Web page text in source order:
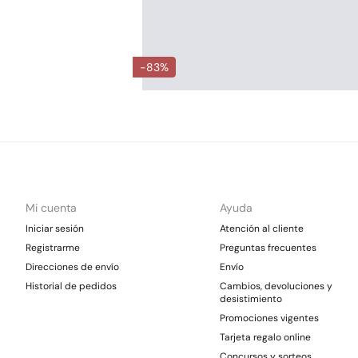
-83%
Mi cuenta
Iniciar sesión
Registrarme
Direcciones de envío
Historial de pedidos
Ayuda
Atención al cliente
Preguntas frecuentes
Envío
Cambios, devoluciones y
desistimiento
Promociones vigentes
Tarjeta regalo online